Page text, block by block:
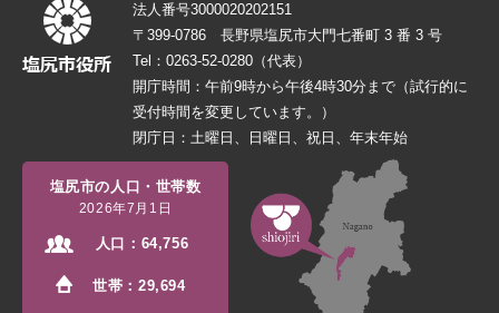
法人番号3000020202151
〒399-0786 長野県塩尻市大門七番町 3 番 3 号
Tel：0263-52-0280（代表）
開庁時間：午前9時から午後4時30分まで（試行的に
受付時間を変更しています。）
閉庁日：土曜日、日曜日、祝日、年末年始
塩尻市の人口・世帯数
2026年7月1日
人口： 64,756
世帯：29,694